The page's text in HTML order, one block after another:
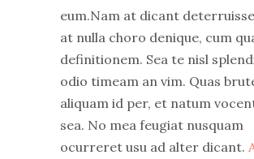
eum.Nam at dicant
at nulla choro denique, cum
definitionem. Sea te nisl
odio timeam an vim. Quas
aliquam id per, et natum
sea. No mea feugiat nusquam
ocurreret usu ad alter dicant.